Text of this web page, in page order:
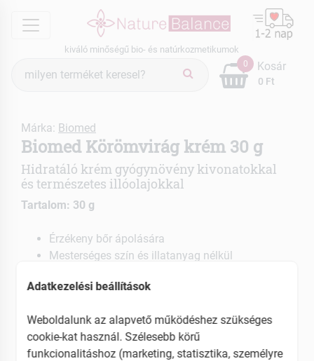
menu
kiváló minőségű bio- és natúrkozmetikumok
keresés
0
0 Ft
Kosár
Márka: Biomed
Biomed Körömvirág krém 30 g
Hidratáló krém gyógynövény kivonatokkal
és természetes illóolajokkal
Tartalom: 30 g
Érzékeny bőr ápolására
Mesterséges szín és illatanyag nélkül
EAN: 5999525620266
Adatkezelési beállítások
Weboldalunk az alapvető működéshez szükséges
cookie-kat használ. Szélesebb körű
funkcionalitáshoz (marketing, statisztika, személyre